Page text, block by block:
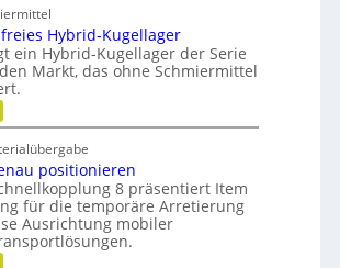
m
V
e
r
g
l
e
i
c
h
v
e
r
m
e
e
n
l
i
ä
t
t
e
n
z
i
a
e
e
r
B
a
u
t
e
Hybrid-Kugellager
ein Hybrid-Kugellager der Serie
Markt, das ohne Schmiermittel
W
r
t
u
n
g
s
f
positionieren
8 präsentiert Item
für die temporäre Arretierung
Ausrichtung mobiler